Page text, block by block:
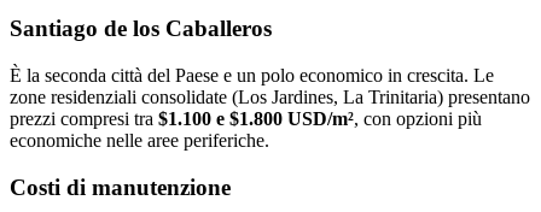
Santiago de los Caballeros
È la seconda città del Paese e un polo economico in crescita. Le
zone residenziali consolidate (Los Jardines, La Trinitaria) presentano
prezzi compresi tra $1.100 e $1.800 USD/m², con opzioni più
economiche nelle aree periferiche.
Costi di manutenzione